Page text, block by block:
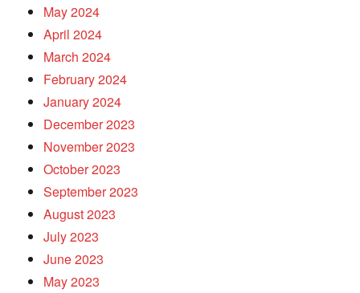
May 2024
April 2024
March 2024
February 2024
January 2024
December 2023
November 2023
October 2023
September 2023
August 2023
July 2023
June 2023
May 2023